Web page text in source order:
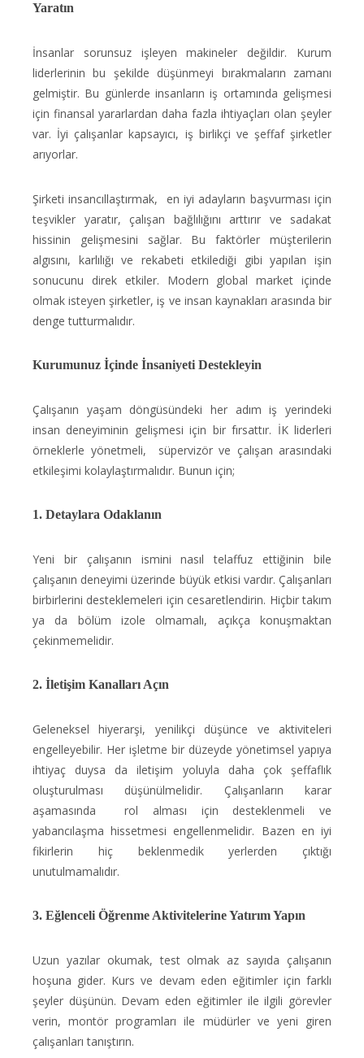
Yaratın
İnsanlar sorunsuz işleyen makineler değildir. Kurum
liderlerinin bu şekilde düşünmeyi bırakmaların zamanı
gelmiştir. Bu günlerde insanların iş ortamında gelişmesi
için finansal yararlardan daha fazla ihtiyaçları olan şeyler
var. İyi çalışanlar kapsayıcı, iş birlikçi ve şeffaf şirketler
arıyorlar.
Şirketi insancıllaştırmak, en iyi adayların başvurması için
teşvikler yaratır, çalışan bağlılığını arttırır ve sadakat
hissinin gelişmesini sağlar. Bu faktörler müşterilerin
algısını, karlılığı ve rekabeti etkilediği gibi yapılan işin
sonucunu direk etkiler. Modern global market içinde
olmak isteyen şirketler, iş ve insan kaynakları arasında bir
denge tutturmalıdır.
Kurumunuz İçinde İnsaniyeti Destekleyin
Çalışanın yaşam döngüsündeki her adım iş yerindeki
insan deneyiminin gelişmesi için bir fırsattır. İK liderleri
örneklerle yönetmeli, süpervizör ve çalışan arasındaki
etkileşimi kolaylaştırmalıdır. Bunun için;
1. Detaylara Odaklanın
Yeni bir çalışanın ismini nasıl telaffuz ettiğinin bile
çalışanın deneyimi üzerinde büyük etkisi vardır. Çalışanları
birbirlerini desteklemeleri için cesaretlendirin. Hiçbir takım
ya da bölüm izole olmamalı, açıkça konuşmaktan
çekinmemelidir.
2. İletişim Kanalları Açın
Geleneksel hiyerarşi, yenilikçi düşünce ve aktiviteleri
engelleyebilir. Her işletme bir düzeyde yönetimsel yapıya
ihtiyaç duysa da iletişim yoluyla daha çok şeffaflık
oluşturulması düşünülmelidir. Çalışanların karar
aşamasında rol alması için desteklenmeli ve
yabancılaşma hissetmesi engellenmelidir. Bazen en iyi
fikirlerin hiç beklenmedik yerlerden çıktığı
unutulmamalıdır.
3. Eğlenceli Öğrenme Aktivitelerine Yatırım Yapın
Uzun yazılar okumak, test olmak az sayıda çalışanın
hoşuna gider. Kurs ve devam eden eğitimler için farklı
şeyler düşünün. Devam eden eğitimler ile ilgili görevler
verin, montör programları ile müdürler ve yeni giren
çalışanları tanıştırın.